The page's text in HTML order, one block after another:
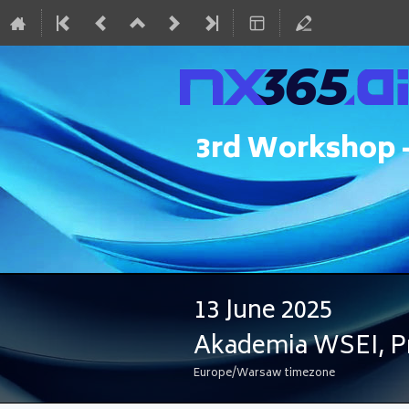
3rd Workshop
13 June 2025
Akademia WSEI,
Europe/Warsaw timezone